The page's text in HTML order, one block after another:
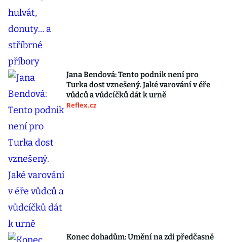
Jana Bendová: Tento podnik není pro
Turka dost vznešený. Jaké varování v éře
vůdců a vůdcíčků dát k urně
Reflex.cz
Konec dohadům: Umění na zdi předčasně